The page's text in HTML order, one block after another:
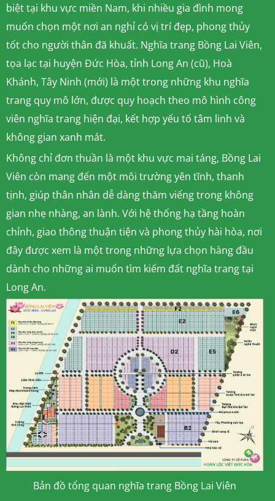
biệt tại khu vực miền Nam, khi nhiều gia đình mong
muốn chọn một nơi an nghỉ có vị trí đẹp, phong thủy
tốt cho người thân đã khuất. Nghĩa trang Bồng Lai Viên,
tọa lạc tại huyện Đức Hòa, tỉnh Long An (cũ), Hoà
Khánh, Tây Ninh (mới) là một trong những khu nghĩa
trang quy mô lớn, được quy hoạch theo mô hình công
viên nghĩa trang hiện đại, kết hợp yếu tố tâm linh và
không gian xanh mát.
Không chỉ đơn thuần là một khu vực mai táng, Bồng Lai
Viên còn mang đến một môi trường yên tĩnh, thanh
tịnh, giúp thân nhân dễ dàng thăm viếng trong không
gian nhẹ nhàng, an lành. Với hệ thống hạ tầng hoàn
chỉnh, giao thông thuận tiện và phong thủy hài hòa, nơi
đây được xem là một trong những lựa chọn hàng đầu
dành cho những ai muốn tìm kiếm đất nghĩa trang tại
Long An.
Bản đồ tổng quan nghĩa trang Bồng Lai Viên